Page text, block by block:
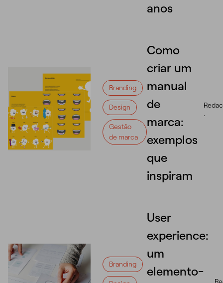
anos
Branding
Design
Gestão
de marca
Como
criar um
manual
de
marca:
exemplos
que
inspiram
·
Branding
User
experience:
um
elemento-